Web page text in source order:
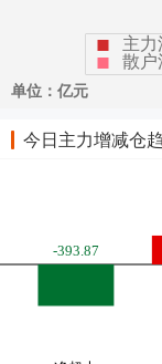
今日主力增减仓